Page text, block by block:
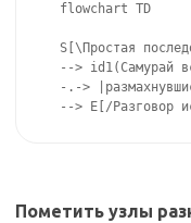
flowchart TD
S[\Простая
--> id1(Самурай
-.->
--> E[/Разговор
Пометить узлы